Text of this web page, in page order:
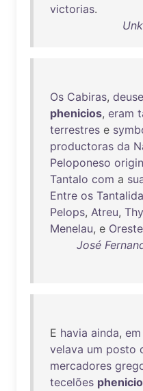
victorias.
Os Cabiras,
phenicios, eram
terrestres e
productoras da
Peloponeso
Tantalo com a
Entre os
Pelops, Atreu,
Menelau, e
José
E havia ainda, em
velava um posto
mercadores
tecelões